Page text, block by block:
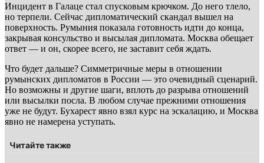
Инцидент в Галаце стал спусковым крючком. До него тлело,
но терпели. Сейчас дипломатический скандал вышел на
поверхность. Румыния показала готовность идти до конца,
закрывая консульство и высылая дипломата. Москва обещает
ответ — и он, скорее всего, не заставит себя ждать.
Что будет дальше? Симметричные меры в отношении
румынских дипломатов в России — это очевидный сценарий.
Но возможны и другие шаги, вплоть до разрыва отношений
или высылки посла. В любом случае прежними отношения
уже не будут. Бухарест явно взял курс на эскалацию, и Москва
явно не намерена уступать.
Читайте также